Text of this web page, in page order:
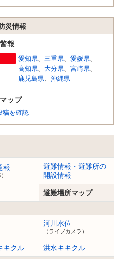
災情報
報
愛知県、 三重県、 愛媛県、
高知県、 大分県、 宮崎県、
鹿児島県、 沖縄県
ップ
稿を確認
報
避難情報・避難所の
開設情報
避難場所マップ
河川水位
（ライブカメラ）
キクル
洪水キキクル